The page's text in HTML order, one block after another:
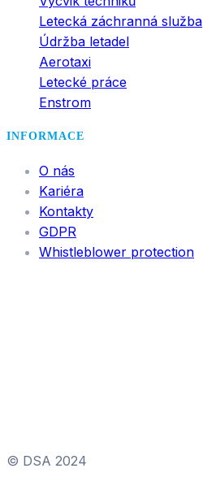
Letecká záchranná služba
Údržba letadel
Aerotaxi
Letecké práce
Enstrom
INFORMACE
O nás
Kariéra
Kontakty
GDPR
Whistleblower protection
© DSA 2024